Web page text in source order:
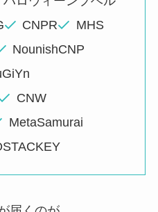
CNPR
MHS
NounishCNP
CNW
MetaSamurai